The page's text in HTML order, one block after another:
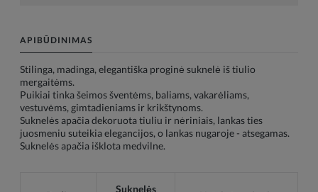
APIBŪDINIMAS
Stilinga, madinga, elegantiška proginė suknelė iš tiulio
mergaitėms.
Puikiai tinka šeimos šventėms, baliams, vakarėliams,
vestuvėms, gimtadieniams ir krikštynoms.
Suknelės apačia dekoruota tiuliu ir nėriniais, lankas ties
juosmeniu suteikia elegancijos, o lankas nugaroje - atsegamas.
Suknelės apačia išklota medvilne.
Suknelės